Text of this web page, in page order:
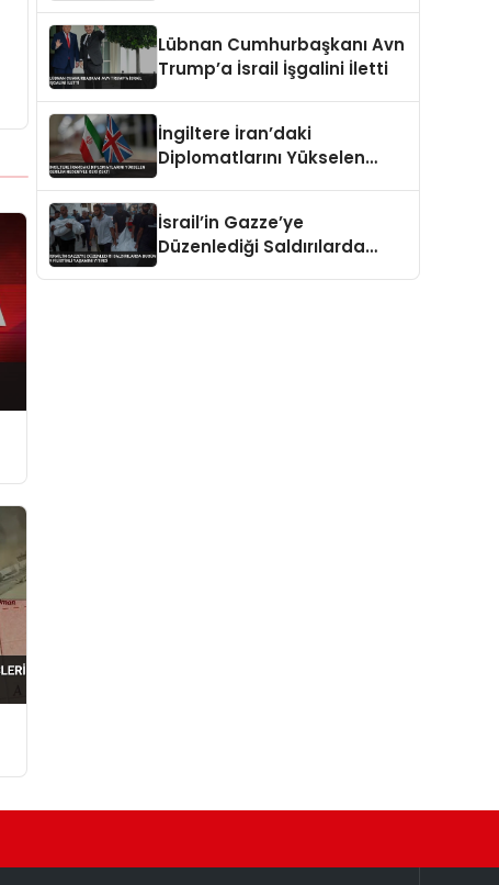
Lübnan Cumhurbaşkanı Avn
Trump’a İsrail İşgalini İletti
İngiltere İran’daki
Diplomatlarını Yükselen
İsrail’in Gazze’ye
Düzenlediği Saldırılarda